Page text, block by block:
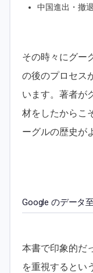
中国進出・撤
その時々にグー
の後のプロセス
います。著者が
材をしたからこ
ーグルの歴史が
Google のデータ
本書で印象的だ
を重視するとい